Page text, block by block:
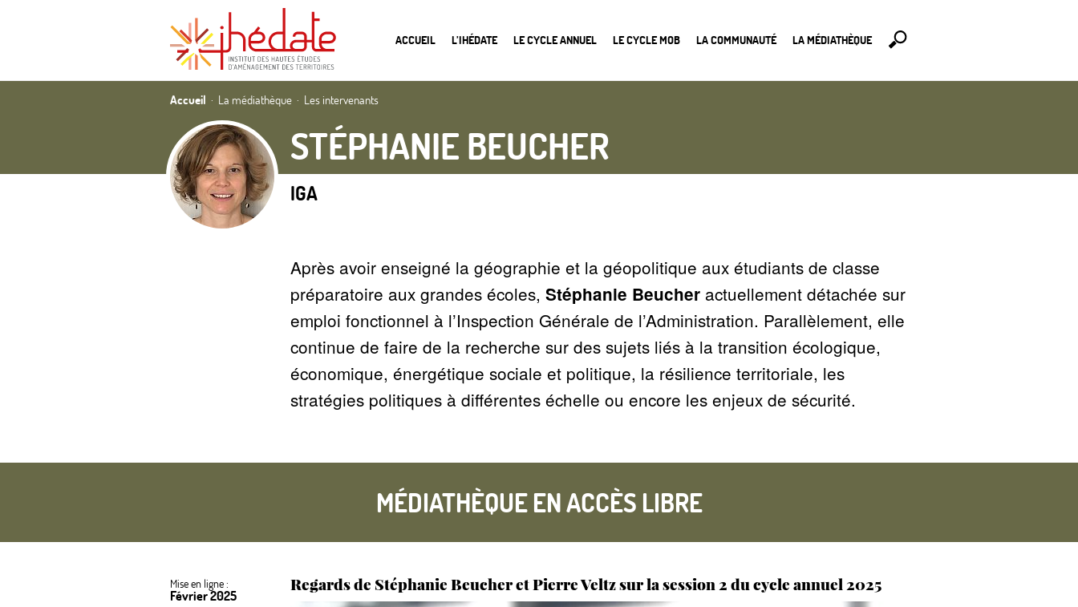
ACCUEIL L’IHÉDATE LE CYCLE ANNUEL LE CYCLE MOB LA COMMUNAUTÉ LA MÉDIATHÈQUE
Accueil La médiathèque Les intervenants
STÉPHANIE BEUCHER
IGA
Après avoir enseigné la géographie et la géopolitique aux étudiants de classe
préparatoire aux grandes écoles, Stéphanie Beucher actuellement détachée sur
emploi fonctionnel à l’Inspection Générale de l’Administration. Parallèlement, elle
continue de faire de la recherche sur des sujets liés à la transition écologique,
économique, énergétique sociale et politique, la résilience territoriale, les
stratégies politiques à différentes échelle ou encore les enjeux de sécurité.
MÉDIATHÈQUE EN ACCÈS LIBRE
Mise en ligne :
Février 2025
Regards de Stéphanie Beucher et Pierre Veltz sur la session 2 du cycle annuel 2025